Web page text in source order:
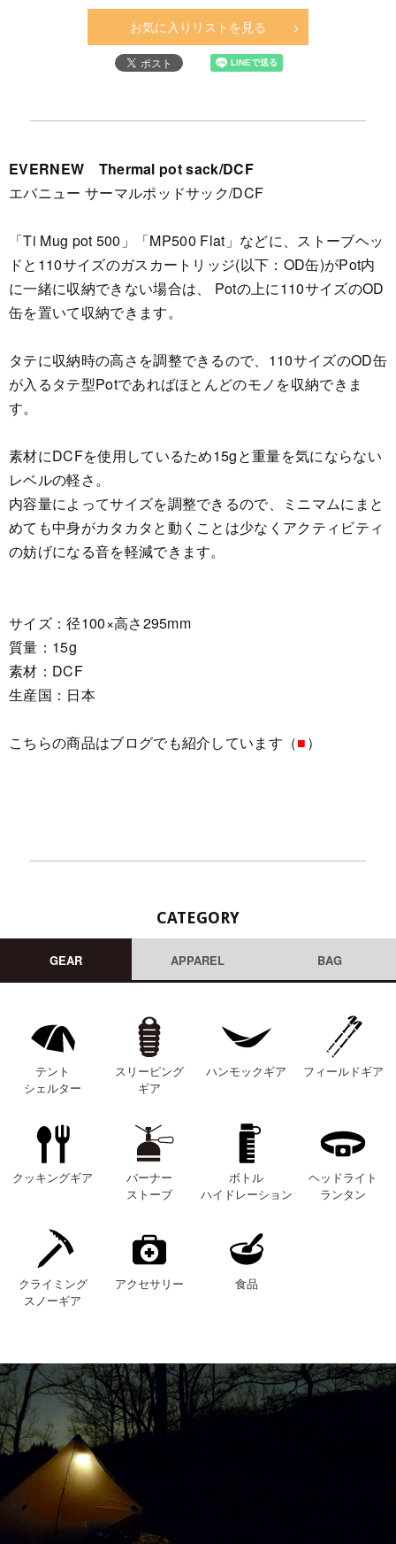
お気に入りリストを見る
EVERNEW Thermal pot sack/DCF
エバニュー サーマルポッドサック/DCF
「Ti Mug pot 500」「MP500 Flat」などに、ストーブヘッ
ドと110サイズのガスカートリッジ(以下：OD缶)がPot内
に一緒に収納できない場合は、 Potの上に110サイズのOD
缶を置いて収納できます。
タテに収納時の高さを調整できるので、110サイズのOD缶
が入るタテ型Potであればほとんどのモノを収納できま
す。
素材にDCFを使用しているため15gと重量を気にならない
レベルの軽さ。
内容量によってサイズを調整できるので、ミニマムにまと
めても中身がカタカタと動くことは少なくアクティビティ
の妨げになる音を軽減できます。
サイズ：径100×高さ295mm
質量：15g
素材：DCF
生産国：日本
こちらの商品はブログでも紹介しています（■）
CATEGORY
GEAR APPAREL BAG
テント
シェルター
スリーピング
ギア
ハンモックギア フィールドギア
クッキングギア
バーナー
ストーブ
ボトル
ハイドレーション
ヘッドライト
ランタン
クライミング
スノーギア
アクセサリー 食品